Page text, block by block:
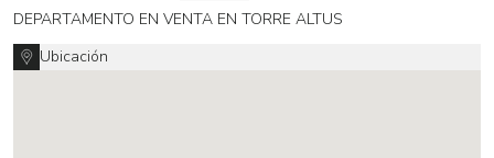
DEPARTAMENTO EN VENTA EN TORRE ALTUS
Ubicación